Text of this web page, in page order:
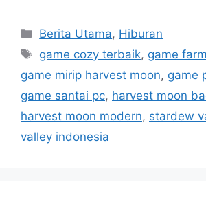
C
a
t
e
g
o
r
Berita Utama, Hiburan
T
a
s
game cozy terbaik, game
game mirip harvest moon, game
game santai pc, harvest moon
harvest moon modern, stardew
valley indonesia